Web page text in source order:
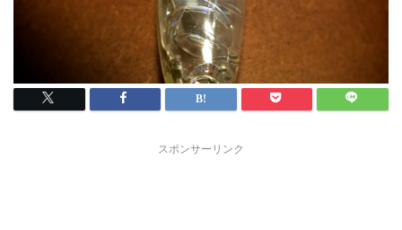
スポンサーリンク